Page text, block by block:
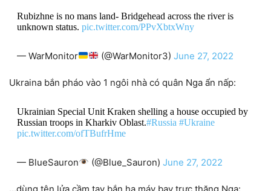
Rubizhne is no mans land- Bridgehead across the river is
unknown status. pic.twitter.com/PPvXbtxWny
— WarMonitor (@WarMonitor3) June 27, 2022
Ukraina bắn pháo vào 1 ngôi nhà có quân Nga ẩn nấp:
Ukrainian Special Unit Kraken shelling a house occupied by
Russian troops in Kharkiv Oblast.#Russia #Ukraine
pic.twitter.com/ofTBufrHme
— BlueSauron (@Blue_Sauron) June 27, 2022
…dùng tên lửa cầm tay bắn hạ máy bay trực thăng Nga: